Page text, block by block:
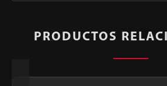
PRODUCTOS